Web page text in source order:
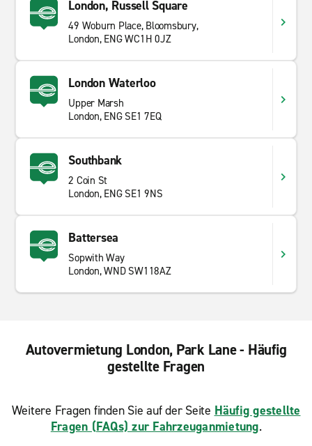
Kundenservice zu großartigen Preisen. Enterprise
bietet Ihnen eine große Auswahl an Auswahl and
Mietwagen undTransporterzur Kurz- oder
Langzeitmiete. Ob Sie mit Freunden, Familie oder
geschäftlich unterwegs sind, wir können Ihnen für jeden
Anlass etwas bieten. Schauen Sie sich einfach unser
großes Angebot an und beginnen Sie Ihre Reise mit
Enterprise Rent-A-Car.
London, Russell Square
49 Woburn Place, Bloomsbury,
London, ENG WC1H 0JZ
London Waterloo
Upper Marsh
London, ENG SE1 7EQ
Southbank
2 Coin St
London, ENG SE1 9NS
Battersea
Sopwith Way
London, WND SW118AZ
Autovermietung London, Park Lane - Häufig
gestellte Fragen
Weitere Fragen finden Sie auf der Seite Häufig gestellte
Fragen (FAQs) zur Fahrzeuganmietung.